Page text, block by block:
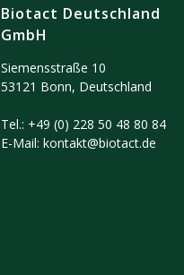
Biotact Deutschland
GmbH
Siemensstraße 10
53121 Bonn, Deutschland
Tel.: +49 (0) 228 50 48 80 84
E-Mail: kontakt@biotact.de